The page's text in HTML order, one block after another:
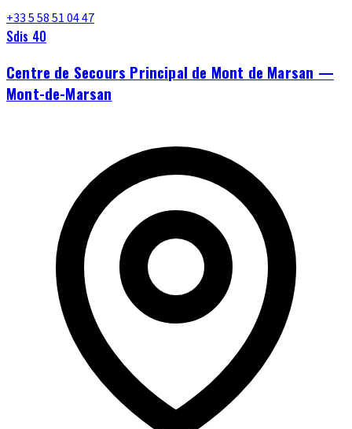
+33 5 58 51 04 47
Sdis 40
Centre de Secours Principal de Mont de Marsan —
Mont-de-Marsan